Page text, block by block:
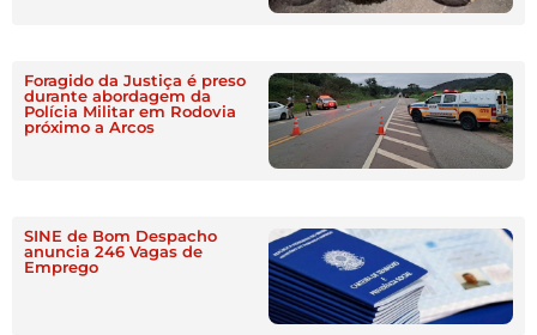
Foragido da Justiça é preso
durante abordagem da
Polícia Militar em Rodovia
próximo a Arcos
SINE de Bom Despacho
anuncia 246 Vagas de
Emprego